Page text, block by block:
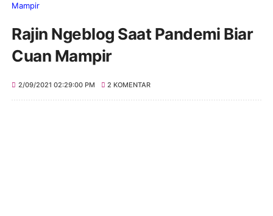
Mampir
Rajin Ngeblog Saat Pandemi Biar
Cuan Mampir
2/09/2021 02:29:00 PM 2 KOMENTAR